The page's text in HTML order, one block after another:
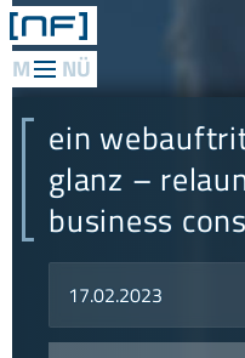
web
applications
mediadesign
network
consulting
ein
glanz –
business
17.02.2023